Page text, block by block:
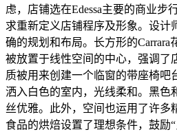
虑，店铺选在Edessa主要的商业步
求重新定义店铺程序及形象。设计
确的规划和布局。长方形的Carrara
被放置于线性空间的中心，强调了
质被用来创建一个临窗的带座椅吧
洒入白色的室内，光线柔和。黑色
丝优雅。此外，空间也运用了许多
食品的烘焙设置了理想条件，鼓励